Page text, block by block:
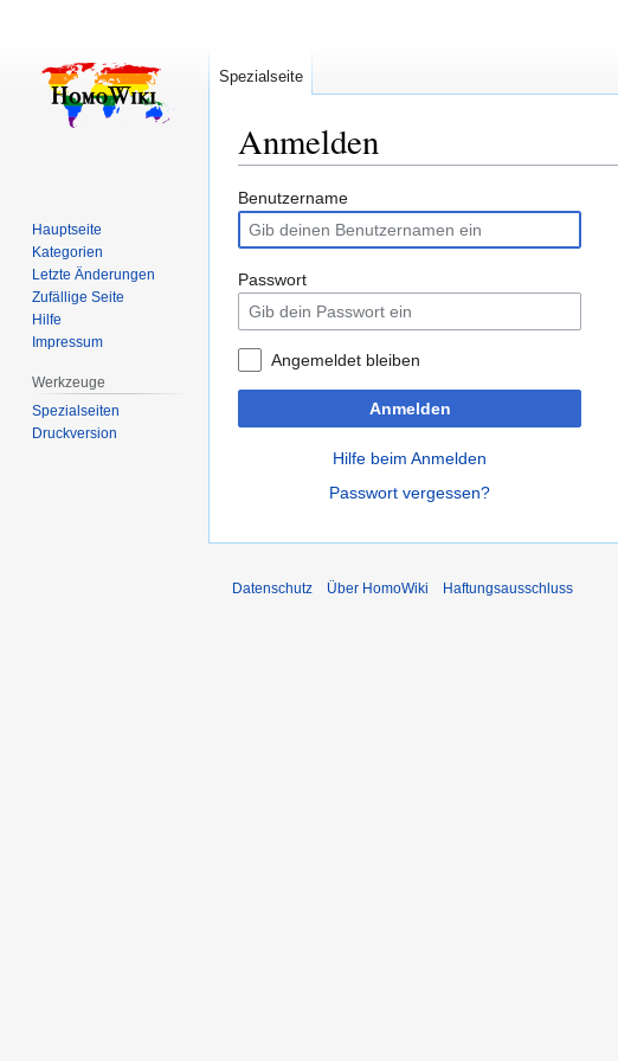
Anmelden
Zur
Navigation
springen
Zur
Suche
springen
Benutzername
Passwort
Angemeldet bleiben
Anmelden
Hilfe beim Anmelden
Passwort vergessen?
Spezialseite
Hauptseite
Kategorien
Letzte Änderungen
Zufällige Seite
Hilfe
Impressum
Werkzeuge
Spezialseiten
Druckversion
Datenschutz Über HomoWiki Haftungsausschluss